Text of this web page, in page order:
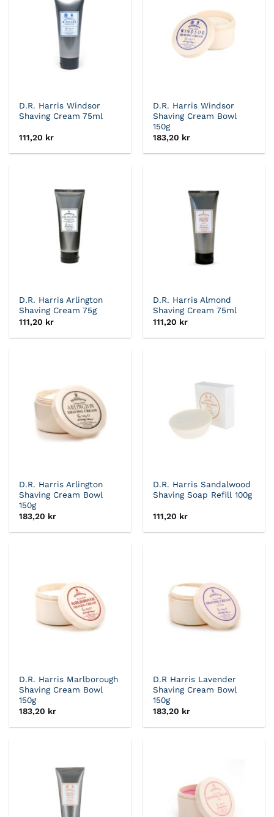
D.R. Harris Windsor
Shaving Cream 75ml
111,20 kr
D.R. Harris Windsor
Shaving Cream Bowl
150g
183,20 kr
D.R. Harris Arlington
Shaving Cream 75g
111,20 kr
D.R. Harris Almond
Shaving Cream 75ml
111,20 kr
D.R. Harris Arlington
Shaving Cream Bowl
150g
183,20 kr
D.R. Harris Sandalwood
Shaving Soap Refill 100g
111,20 kr
D.R. Harris Marlborough
Shaving Cream Bowl
150g
183,20 kr
D.R Harris Lavender
Shaving Cream Bowl
150g
183,20 kr